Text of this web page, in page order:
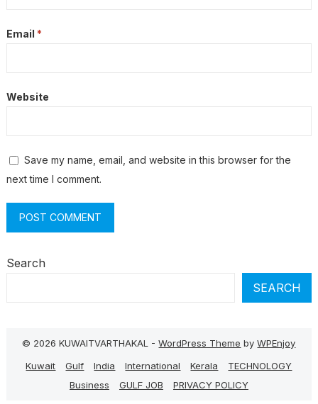
Email *
Website
Save my name, email, and website in this browser for the
next time I comment.
Search
SEARCH
© 2026 KUWAITVARTHAKAL -WordPress Theme byWPEnjoy
Kuwait
Gulf India International Kerala
TECHNOLOGY
Business
GULF JOB PRIVACY POLICY